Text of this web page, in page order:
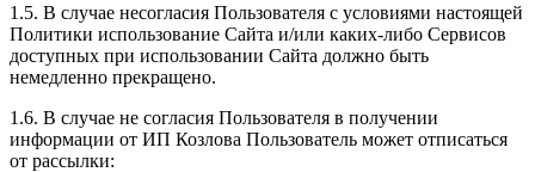
1.5. В случае несогласия Пользователя с условиями настоящей
Политики использование Сайта и/или каких-либо Сервисов
доступных при использовании Сайта должно быть
немедленно прекращено.
1.6. В случае не согласия Пользователя в получении
информации от ИП Козлова Пользователь может отписаться
от рассылки: